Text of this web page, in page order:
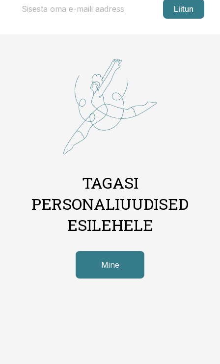
Liitun
TAGASI
PERSONALIUUDISED
ESILEHELE
Mine